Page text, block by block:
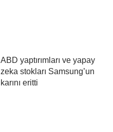
ABD yaptırımları ve yapay
zeka stokları Samsung’un
karını eritti